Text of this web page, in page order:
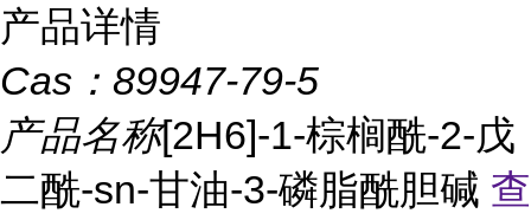
产品详情
Cas： 89947-79-5
产品名称[2H6]-1-棕榈酰-2-戊
二酰-sn-甘油-3-磷脂酰胆碱 查